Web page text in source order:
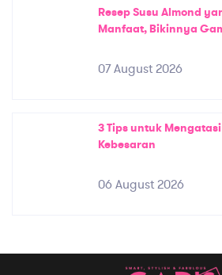
Resep Susu Almond
Manfaat, Bikinnya
07 August 2026
3 Tips untuk
Kebesaran
06 August 2026